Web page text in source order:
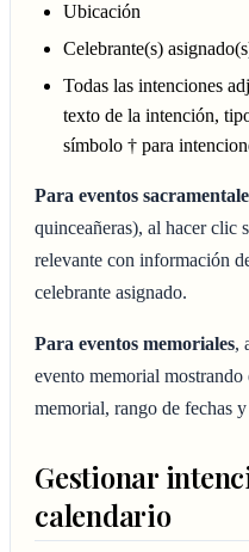
Ubicación
Celebrante(s)
Todas las intenciones
texto de la intención,
símbolo † para
Para eventos
quinceañeras), al hacer clic
relevante con información
celebrante asignado.
Para eventos memoriales,
evento memorial
memorial, rango de fechas y
Gestionar
calendario